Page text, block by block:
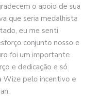
o apoio de sua
que seria medalhista
eu me senti
conjunto nosso e
foi um importante
e dedicação e só
Wize pelo incentivo e